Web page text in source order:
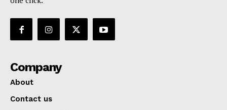
Company
About
Contact us